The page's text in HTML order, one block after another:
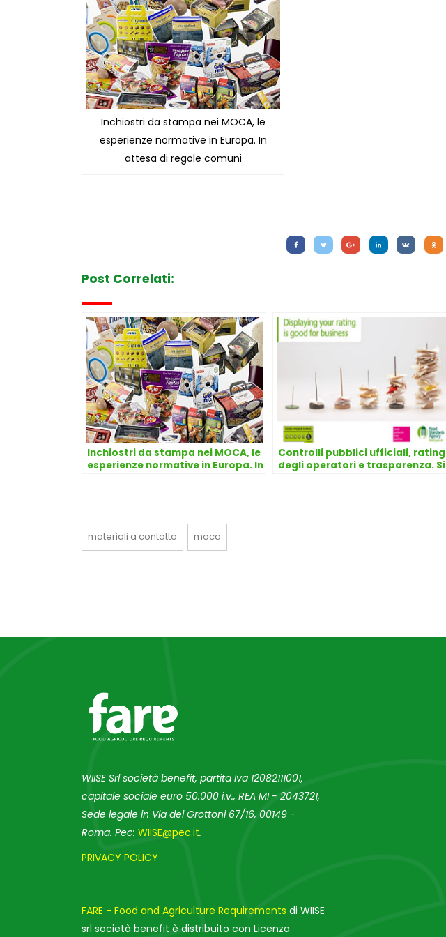
Inchiostri da stampa nei MOCA, le
esperienze normative in Europa. In
attesa di regole comuni
Post Correlati:
Inchiostri da stampa nei MOCA, le
esperienze normative in Europa. In
Controlli pubblici ufficiali, rating
degli operatori e trasparenza. Si
materiali a contatto moca
WIISE Srl società benefit, partita Iva 12082111001,
capitale sociale euro 50.000 i.v., REA MI - 2043721,
Sede legale in Via dei Grottoni 67/16, 00149 -
Roma. Pec: WIISE@pec.it.
PRIVACY POLICY
FARE - Food and Agriculture Requirements di WIISE
srl società benefit è distribuito con Licenza